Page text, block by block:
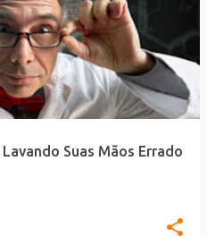
Suas Mãos Errado